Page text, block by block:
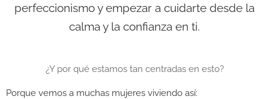
perfeccionismo y empezar a cuidarte desde la
calma y la confianza en ti.
¿Y por qué estamos tan centradas en esto?
Porque vemos a muchas mujeres viviendo así: